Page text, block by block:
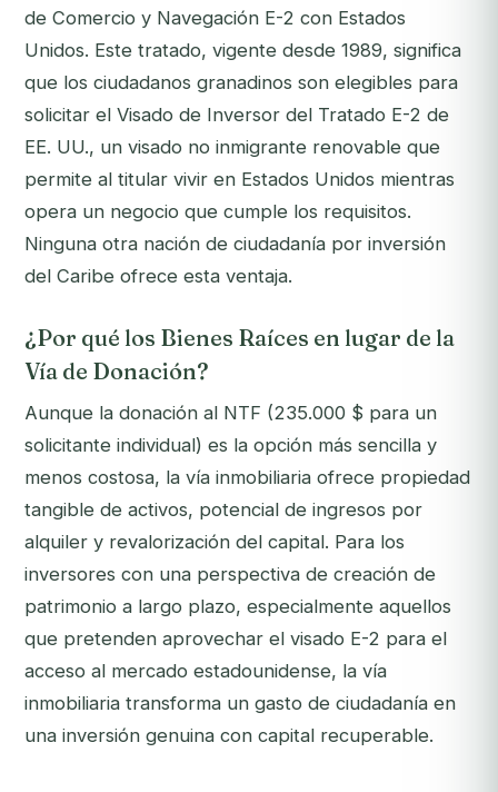
de Comercio y Navegación E-2 con Estados
Unidos. Este tratado, vigente desde 1989, significa
que los ciudadanos granadinos son elegibles para
solicitar el Visado de Inversor del Tratado E-2 de
EE. UU., un visado no inmigrante renovable que
permite al titular vivir en Estados Unidos mientras
opera un negocio que cumple los requisitos.
Ninguna otra nación de ciudadanía por inversión
del Caribe ofrece esta ventaja.
¿Por qué los Bienes Raíces en lugar de la
Vía de Donación?
Aunque la donación al NTF (235.000 $ para un
solicitante individual) es la opción más sencilla y
menos costosa, la vía inmobiliaria ofrece propiedad
tangible de activos, potencial de ingresos por
alquiler y revalorización del capital. Para los
inversores con una perspectiva de creación de
patrimonio a largo plazo, especialmente aquellos
que pretenden aprovechar el visado E-2 para el
acceso al mercado estadounidense, la vía
inmobiliaria transforma un gasto de ciudadanía en
una inversión genuina con capital recuperable.